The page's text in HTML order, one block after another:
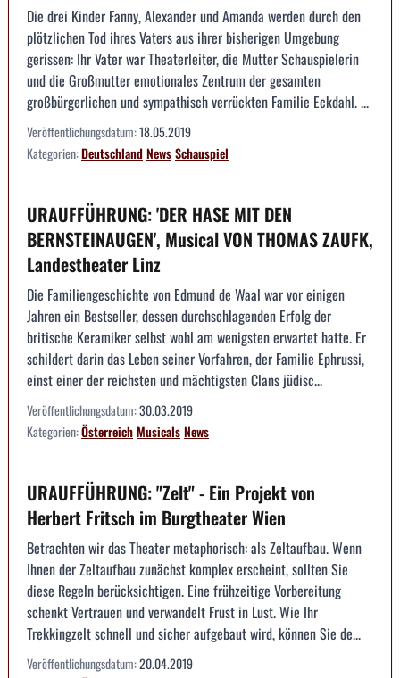
Die drei Kinder Fanny, Alexander und Amanda werden durch den
plötzlichen Tod ihres Vaters aus ihrer bisherigen Umgebung
gerissen: Ihr Vater war Theaterleiter, die Mutter Schauspielerin
und die Großmutter emotionales Zentrum der gesamten
großbürgerlichen und sympathisch verrückten Familie Eckdahl. ...
Veröffentlichungsdatum:18.05.2019
Kategorien:DeutschlandNewsSchauspiel
URAUFFÜHRUNG: 'DER HASE MIT DEN
BERNSTEINAUGEN', Musical VON THOMAS ZAUFK,
Landestheater Linz
Die Familiengeschichte von Edmund de Waal war vor einigen
Jahren ein Bestseller, dessen durchschlagenden Erfolg der
britische Keramiker selbst wohl am wenigsten erwartet hatte. Er
schildert darin das Leben seiner Vorfahren, der Familie Ephrussi,
einst einer der reichsten und mächtigsten Clans jüdisc...
Veröffentlichungsdatum:30.03.2019
Kategorien:ÖsterreichMusicalsNews
URAUFFÜHRUNG: "Zelt" - Ein Projekt von
Herbert Fritsch im Burgtheater Wien
Betrachten wir das Theater metaphorisch: als Zeltaufbau. Wenn
Ihnen der Zeltaufbau zunächst komplex erscheint, sollten Sie
diese Regeln berücksichtigen. Eine frühzeitige Vorbereitung
schenkt Vertrauen und verwandelt Frust in Lust. Wie Ihr
Trekkingzelt schnell und sicher aufgebaut wird, können Sie de...
Veröffentlichungsdatum:20.04.2019